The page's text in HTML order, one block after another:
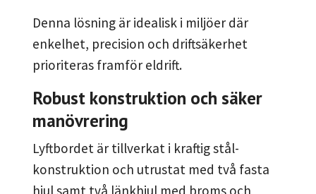
Denna lösning är idealisk i miljöer där
enkelhet, precision och driftsäkerhet
prioriteras framför eldrift.
Robust konstruktion och säker
manövrering
Lyftbordet är tillverkat i kraftig stål­
konstruktion och utrustat med två fasta